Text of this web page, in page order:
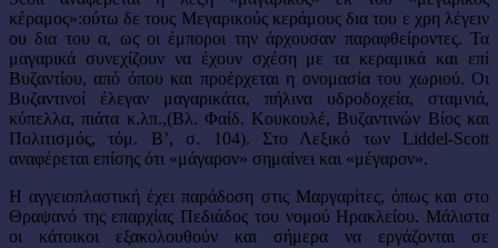
κέραμος»:ούτω δε τους Μεγαρικούς κεράμους δια του ε χρη λέγειν
ου δια του α, ως οι έμποροι την άρχουσαν παραφθείροντες. Τα
μαγαρικά συνεχίζουν να έχουν σχέση με τα κεραμικά και επί
Βυζαντίου, από όπου και προέρχεται η ονομασία του χωριού. Οι
Βυζαντινοί έλεγαν μαγαρικάτα, πήλινα υδροδοχεία, σταμνιά,
κύπελλα, πιάτα κ.λπ.,(Βλ. Φαίδ. Κουκουλέ, Βυζαντινών Βίος και
Πολιτισμός, τόμ. B’, σ. 104). Στο Λεξικό των Liddel-Scott
αναφέρεται επίσης ότι «μάγαρον» σημαίνει και «μέγαρον».
Η αγγειοπλαστική έχει παράδοση στις Μαργαρίτες, όπως και στο
Θραψανό της επαρχίας Πεδιάδος του νομού Ηρακλείου. Μάλιστα
οι κάτοικοι εξακολουθούν και σήμερα να εργάζονται σε